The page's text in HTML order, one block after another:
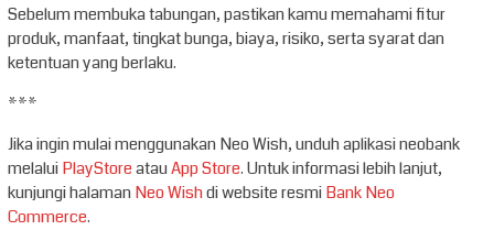
Sebelum membuka tabungan, pastikan kamu memahami fitur
produk, manfaat, tingkat bunga, biaya, risiko, serta syarat dan
ketentuan yang berlaku.
***
Jika ingin mulai menggunakan Neo Wish, unduh aplikasi neobank
melaluiPlayStoreatauApp Store. Untuk informasi lebih lanjut,
kunjungi halamanNeo Wishdi website resmiBank Neo
Commerce.